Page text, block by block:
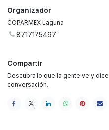
Organizador
COPARMEX Laguna
8717175497
Compartir
Descubra lo que la gente ve y
conversación.